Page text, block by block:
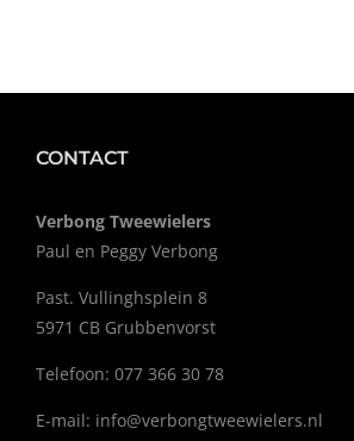
CONTACT
Verbong Tweewielers
Paul en Peggy Verbong
Past. Vullinghsplein 8
5971 CB Grubbenvorst
Telefoon: 077 366 30 78
E-mail: info@verbongtweewielers.nl